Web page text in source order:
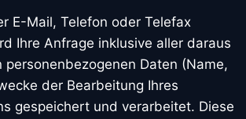
E-Mail, Telefon oder Telefax
Ihre Anfrage inklusive aller daraus
personenbezogenen Daten (Name,
der Bearbeitung Ihres
gespeichert und verarbeitet. Diese